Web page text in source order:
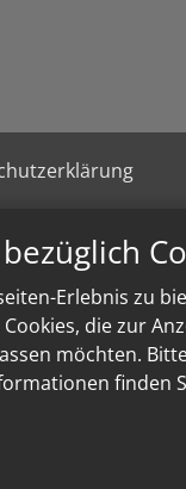
Erlebnis zu
die zur
möchten.
finden